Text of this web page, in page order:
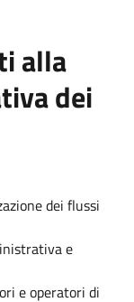
alla
dei
dei flussi
e
e operatori di